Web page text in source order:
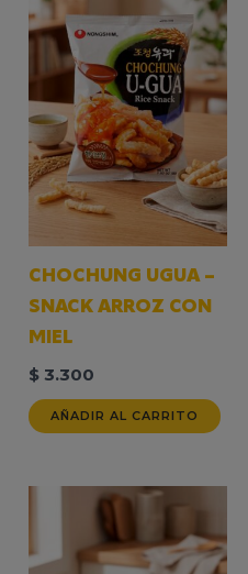
CHOCHUNG UGUA –
SNACK ARROZ CON
MIEL
$ 3.300
AÑADIR AL CARRITO